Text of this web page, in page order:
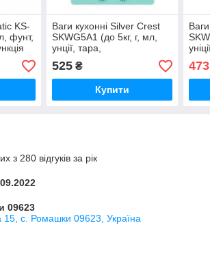
KS-
фунт,
Ваги кухонні Silver Crest
SKWG5A1 (до 5кг, г, мл,
унції, тара,
автовимкнення, стильні,
компактні)
525₴
Купити
473
з 280 відгуків за рік
09623
15, с. Ромашки 09623, Україна